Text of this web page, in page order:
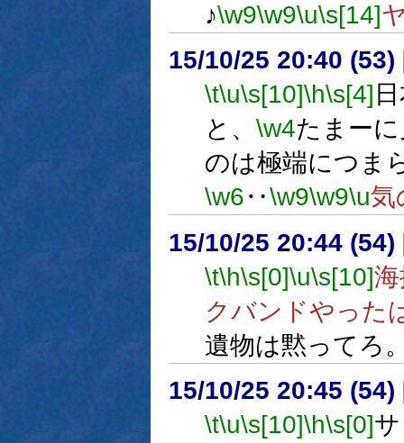
♪\w9\w9\u\s[14]
15/10/25 20:40 (53)
\t\u\s[10]\h\s[4]
と、 \w4たまー
のは極端につま
\w6‥\w9\w9\u気
15/10/25 20:44 (54)
\t\h\s[0]\u\s[10]
クバンドやった
遺物は黙ってろ
15/10/25 20:45 (54)
\t\u\s[10]\h\s[0]